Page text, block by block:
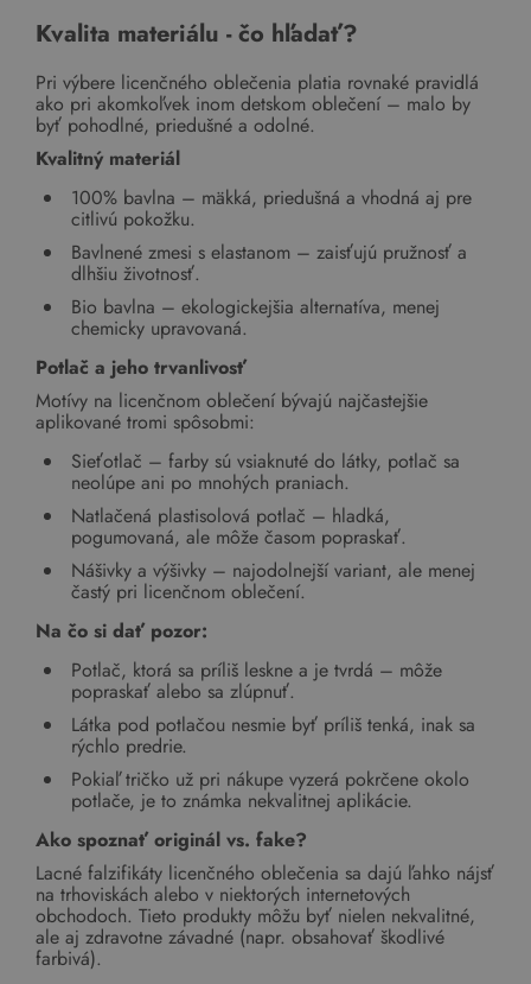
Kvalita materiálu - čo hľadať?
Pri výbere licenčného oblečenia platia rovnaké pravidlá
ako pri akomkoľvek inom detskom oblečení – malo by
byť pohodlné, priedušné a odolné.
Kvalitný materiál
100% bavlna – mäkká, priedušná a vhodná aj pre
citlivú pokožku.
Bavlnené zmesi s elastanom – zaisťujú pružnosť a
dlhšiu životnosť.
Bio bavlna – ekologickejšia alternatíva, menej
chemicky upravovaná.
Potlač a jeho trvanlivosť
Motívy na licenčnom oblečení bývajú najčastejšie
aplikované tromi spôsobmi:
Sieťotlač – farby sú vsiaknuté do látky, potlač sa
neolúpe ani po mnohých praniach.
Natlačená plastisolová potlač – hladká,
pogumovaná, ale môže časom popraskať.
Nášivky a výšivky – najodolnejší variant, ale menej
častý pri licenčnom oblečení.
Na čo si dať pozor:
Potlač, ktorá sa príliš leskne a je tvrdá – môže
popraskať alebo sa zlúpnuť.
Látka pod potlačou nesmie byť príliš tenká, inak sa
rýchlo predrie.
Pokiaľ tričko už pri nákupe vyzerá pokrčene okolo
potlače, je to známka nekvalitnej aplikácie.
Ako spoznať originál vs. fake?
Lacné falzifikáty licenčného oblečenia sa dajú ľahko nájsť
na trhoviskách alebo v niektorých internetových
obchodoch. Tieto produkty môžu byť nielen nekvalitné,
ale aj zdravotne závadné (napr. obsahovať škodlivé
farbivá).